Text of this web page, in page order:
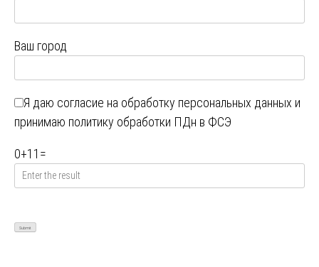
Ваш город
Я даю согласие на обработку персональных данных и
принимаю политику обработки ПДн в ФСЭ
0+11 =